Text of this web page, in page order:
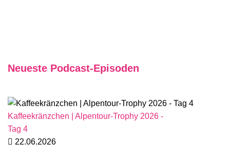
Neueste Podcast-Episoden
Kaffeekränzchen | Alpentour-Trophy 2026 -
Tag 4
22.06.2026